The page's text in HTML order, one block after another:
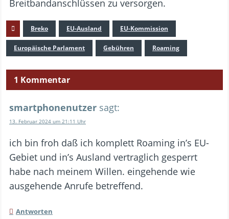
Breitbandanschlüssen zu versorgen.
Breko EU-Ausland EU-Kommission
Europäische Parlament Gebühren Roaming
1 Kommentar
smartphonenutzer sagt:
13. Februar 2024 um 21:11 Uhr
ich bin froh daß ich komplett Roaming in’s EU-
Gebiet und in’s Ausland vertraglich gesperrt
habe nach meinem Willen. eingehende wie
ausgehende Anrufe betreffend.
Antworten